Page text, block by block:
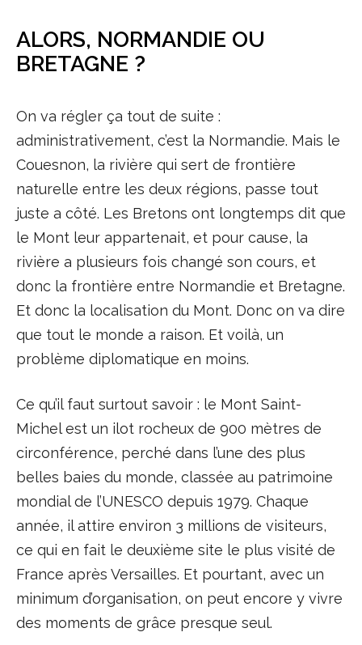
ALORS, NORMANDIE OU
BRETAGNE ?
On va régler ça tout de suite :
administrativement, c’est la Normandie. Mais le
Couesnon, la rivière qui sert de frontière
naturelle entre les deux régions, passe tout
juste a côté. Les Bretons ont longtemps dit que
le Mont leur appartenait, et pour cause, la
rivière a plusieurs fois changé son cours, et
donc la frontière entre Normandie et Bretagne.
Et donc la localisation du Mont. Donc on va dire
que tout le monde a raison. Et voilà, un
problème diplomatique en moins.
Ce qu’il faut surtout savoir : le Mont Saint-
Michel est un ilot rocheux de 900 mètres de
circonférence, perché dans l’une des plus
belles baies du monde, classée au patrimoine
mondial de l’UNESCO depuis 1979. Chaque
année, il attire environ 3 millions de visiteurs,
ce qui en fait le deuxième site le plus visité de
France après Versailles. Et pourtant, avec un
minimum d’organisation, on peut encore y vivre
des moments de grâce presque seul.